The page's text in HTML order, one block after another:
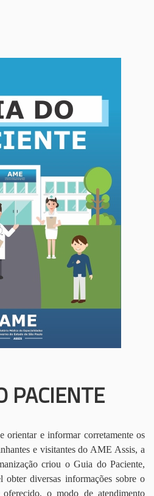
PACIENTE
orientar e informar corretamente os
e visitantes do AME Assis, a
criou o Guia do Paciente,
obter diversas informações sobre o
o modo de atendimento